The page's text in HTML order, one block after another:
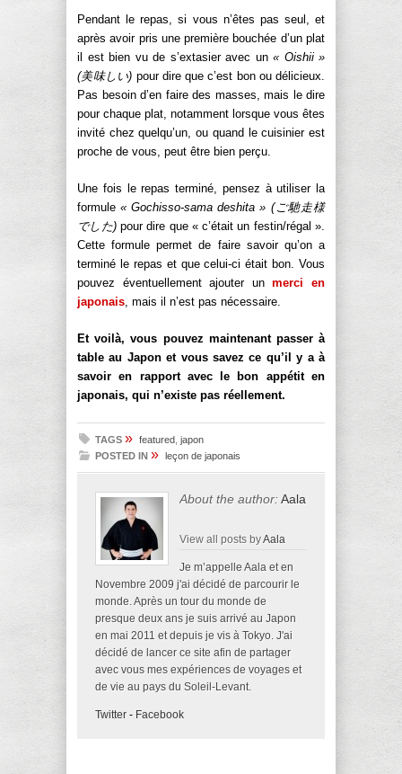
Pendant le repas, si vous n’êtes pas seul, et
après avoir pris une première bouchée d’un plat
il est bien vu de s’extasier avec un « Oishii »
(美味しい) pour dire que c’est bon ou délicieux.
Pas besoin d’en faire des masses, mais le dire
pour chaque plat, notamment lorsque vous êtes
invité chez quelqu’un, ou quand le cuisinier est
proche de vous, peut être bien perçu.
Une fois le repas terminé, pensez à utiliser la
formule« Gochisso-sama deshita » (ご馳走様
でした)pour dire que « c’était un festin/régal ».
Cette formule permet de faire savoir qu’on a
terminé le repas et que celui-ci était bon. Vous
pouvez éventuellement ajouter unmerci en
japonais, mais il n’est pas nécessaire.
Et voilà, vous pouvez maintenant passer à
table au Japon et vous savez ce qu’il y a à
savoir en rapport avec le bon appétit en
japonais, qui n’existe pas réellement.
TAGS » featured japon
POSTED IN » leçon de japonais
About the author:Aala
View all posts byAala
Je m’appelle Aala et en
Novembre 2009 j'ai décidé de parcourir le
monde. Après un tour du monde de
presque deux ans je suis arrivé au Japon
en mai 2011 et depuis je vis à Tokyo. J'ai
décidé de lancer ce site afin de partager
avec vous mes expériences de voyages et
de vie au pays du Soleil-Levant.
Twitter - Facebook